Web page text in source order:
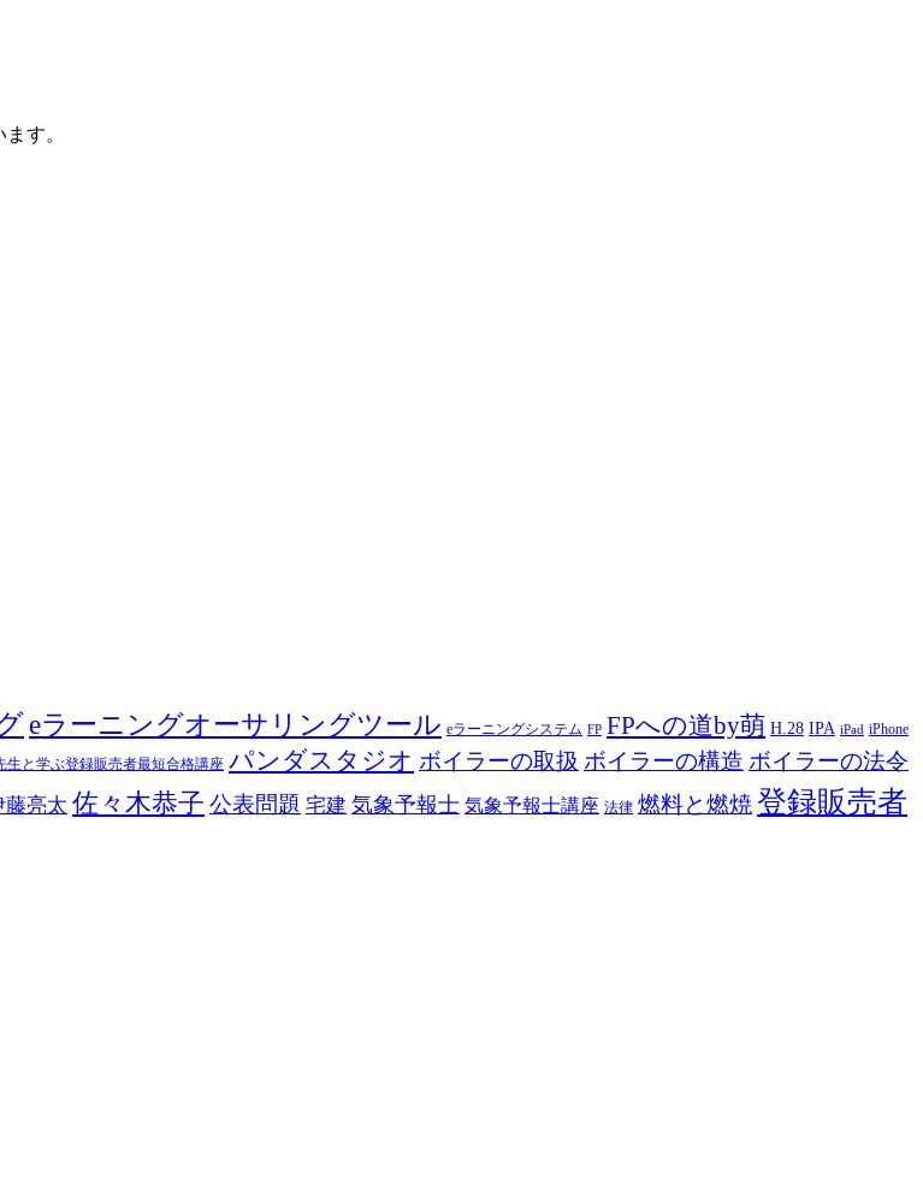
す。
eラーニングオーサリングツール eラーニングシステム FP FPへの道by萌 H.28 IPA iPad iPhone
生と学ぶ登録販売者最短合格講座 パンダスタジオ ボイラーの取扱 ボイラーの構造 ボイラーの法令
藤亮太 佐々木恭子 公表問題 宅建 気象予報士 気象予報士講座 法律 燃料と燃焼 登録販売者